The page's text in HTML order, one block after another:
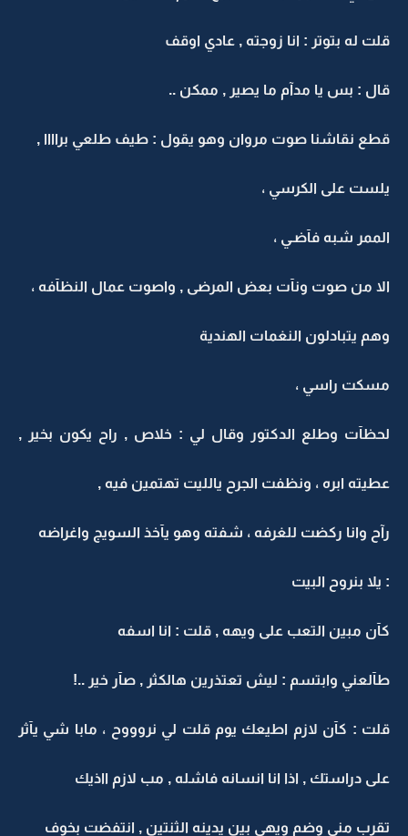
قلت له بتوتر : انا زوجته , عادي اوقف
قال : بس يا مدآم ما يصير , ممكن ..
قطع نقاشنا صوت مروان وهو يقول : طيف طلعي براااا ,
يلست على الكرسي ،
الممر شبه فآضـي ،
الا من صوت ونآت بعض المرضى , واصوت عمال النظآفه ،
وهم يتبادلون النغمات الهندية
مسكت راسي ،
لحظآت وطلع الدكتور وقال لي : خلاص , راح يكون بخير ,
عطيته ابره ، ونظفت الجرح يالليت تهتمين فيه ,
رآح وانا ركضت للغرفه ، شفته وهو يآخذ السويج واغراضه
: يلا بنروح البيت
كآن مبين التعب على ويهه , قلت : انا اسفه
طآلعني وابتسم : ليش تعتذرين هالكثر , صآر خير ..!
قلت : كآن لازم اطيعك يوم قلت لي نروووح ، مابا شي يآثر
على دراستك , اذا انا انسانه فاشله , مب لازم ااذيك
تقرب مني وضم ويهي بين يدينه الثنتين , انتفضت بخوف